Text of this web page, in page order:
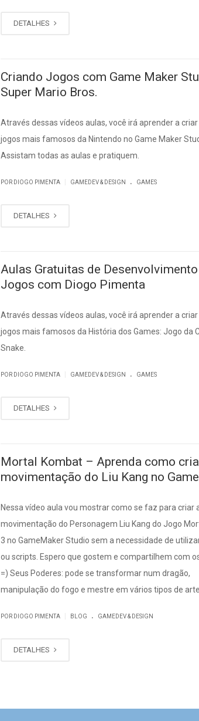
DETALHES
Criando Jogos com Game Maker
Super Mario Bros.
Através dessas vídeos aulas, você irá aprender a
jogos mais famosos da Nintendo no Game Maker
Assistam todas as aulas e pratiquem.
POR DIOGO PIMENTA GAMEDEV & DESIGN . GAMES
DETALHES
Aulas Gratuitas de
Jogos com Diogo Pimenta
Através dessas vídeos aulas, você irá aprender a
jogos mais famosos da História dos Games: Jogo da
Snake.
POR DIOGO PIMENTA GAMEDEV & DESIGN . GAMES
DETALHES
Mortal Kombat – Aprenda como
movimentação do Liu Kang no
Nessa vídeo aula vou mostrar como se faz para criar
movimentação do Personagem Liu Kang do Jogo
3 no GameMaker Studio sem a necessidade de
ou scripts. Espero que gostem e compartilhem com
=) Seus Poderes: pode se transformar num dragão,
manipulação do fogo e mestre em vários tipos de
POR DIOGO PIMENTA BLOG . GAMEDEV & DESIGN
DETALHES